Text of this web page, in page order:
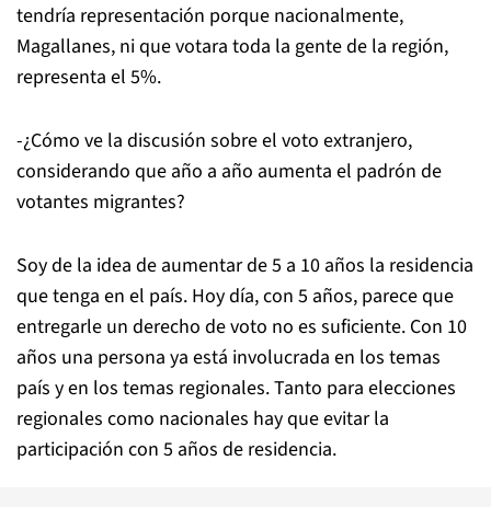
tendría representación porque nacionalmente,
Magallanes, ni que votara toda la gente de la región,
representa el 5%.
-¿Cómo ve la discusión sobre el voto extranjero,
considerando que año a año aumenta el padrón de
votantes migrantes?
Soy de la idea de aumentar de 5 a 10 años la residencia
que tenga en el país. Hoy día, con 5 años, parece que
entregarle un derecho de voto no es suficiente. Con 10
años una persona ya está involucrada en los temas
país y en los temas regionales. Tanto para elecciones
regionales como nacionales hay que evitar la
participación con 5 años de residencia.